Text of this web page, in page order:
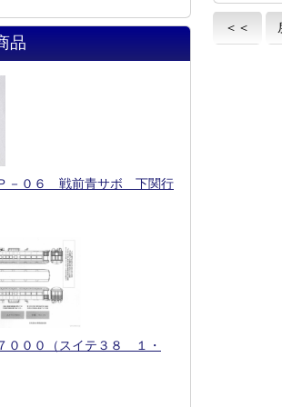
＜＜
品
－０６ 戦前青サボ 下関行
０００（スイテ３８ １・